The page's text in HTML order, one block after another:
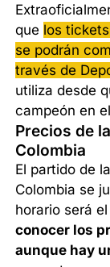
que los
se podrán
través de
utiliza desde
campeón en el
Precios de
Colombia
El partido de
Colombia se
horario será
conocer los
aunque hay